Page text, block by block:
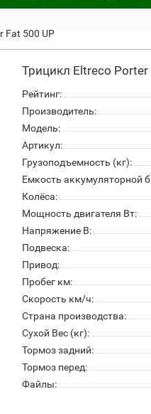
Fat 500 UP
Трицикл Eltreco Porter
Рейтинг:
Производитель:
Модель:
Артикул:
Грузоподъемность (кг):
Емкость аккумуляторной
Колёса:
Мощность двигателя Вт:
Напряжение В:
Подвеска:
Привод:
Пробег км:
Скорость км/ч:
Страна производства:
Сухой Вес (кг):
Тормоз задний:
Тормоз перед:
Файлы: